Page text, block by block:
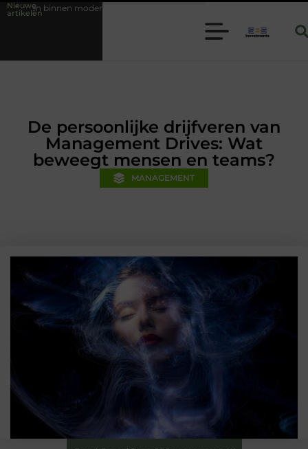
Nieuwe
artikelen
folie techniek Financiële voorsprong voor jouw mkb-bedrijf met
De persoonlijke drijfveren van
Management Drives: Wat
beweegt mensen en teams?
MANAGEMENT